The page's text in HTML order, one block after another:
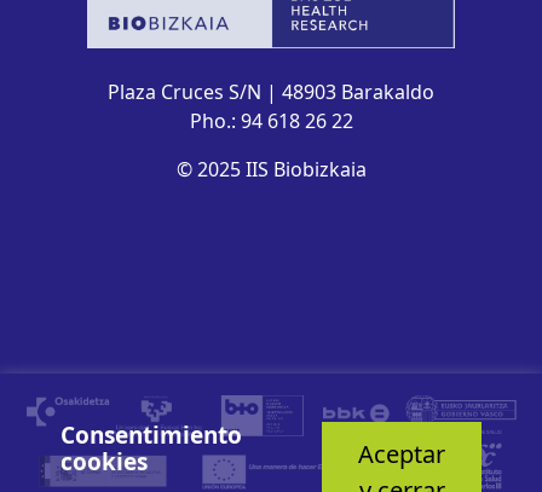
Plaza Cruces S/N | 48903 Barakaldo
Pho.: 94 618 26 22
© 2025 IIS Biobizkaia
Consentimiento
cookies
Aceptar